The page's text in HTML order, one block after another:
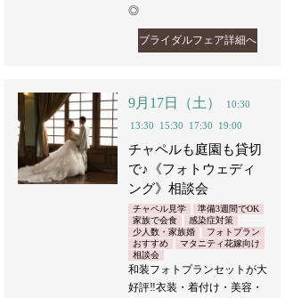
◎
ブライダルフェア詳細へ
9月17日（土）
10:30
13:30
15:30 17:30 19:00
チャペルも庭園も貸切
で♪《フォトウェディ
ング》相談会
チャペル見学
準備3週間でOK
家族で会食
感染症対策
少人数・家族婚
フォトプラン
おすすめ
マタニティ花嫁向け
相談会
和装フォトプランセットが大
好評‼︎衣装・着付け・美容・